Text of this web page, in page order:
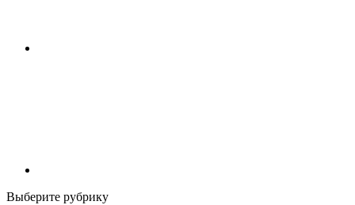
Выберите рубрику